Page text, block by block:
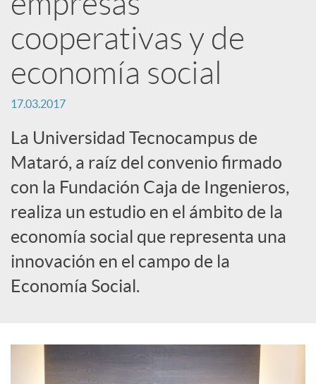
e
s
S
o
c
i
a
l
cooperativas y de
economía social
17.03.2017
La Universidad Tecnocampus de
Mataró, a raíz del convenio firmado
con la Fundación Caja de Ingenieros,
realiza un estudio en el ámbito de la
economía social que representa una
innovación en el campo de la
Economía Social.